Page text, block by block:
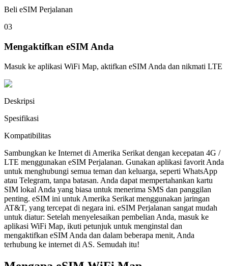
Beli eSIM Perjalanan
03
Mengaktifkan eSIM Anda
Masuk ke aplikasi WiFi Map, aktifkan eSIM Anda dan nikmati LTE
Deskripsi
Spesifikasi
Kompatibilitas
Sambungkan ke Internet di Amerika Serikat dengan kecepatan 4G /
LTE menggunakan eSIM Perjalanan. Gunakan aplikasi favorit Anda
untuk menghubungi semua teman dan keluarga, seperti WhatsApp
atau Telegram, tanpa batasan. Anda dapat mempertahankan kartu
SIM lokal Anda yang biasa untuk menerima SMS dan panggilan
penting. eSIM ini untuk Amerika Serikat menggunakan jaringan
AT&T, yang tercepat di negara ini. eSIM Perjalanan sangat mudah
untuk diatur: Setelah menyelesaikan pembelian Anda, masuk ke
aplikasi WiFi Map, ikuti petunjuk untuk menginstal dan
mengaktifkan eSIM Anda dan dalam beberapa menit, Anda
terhubung ke internet di AS. Semudah itu!